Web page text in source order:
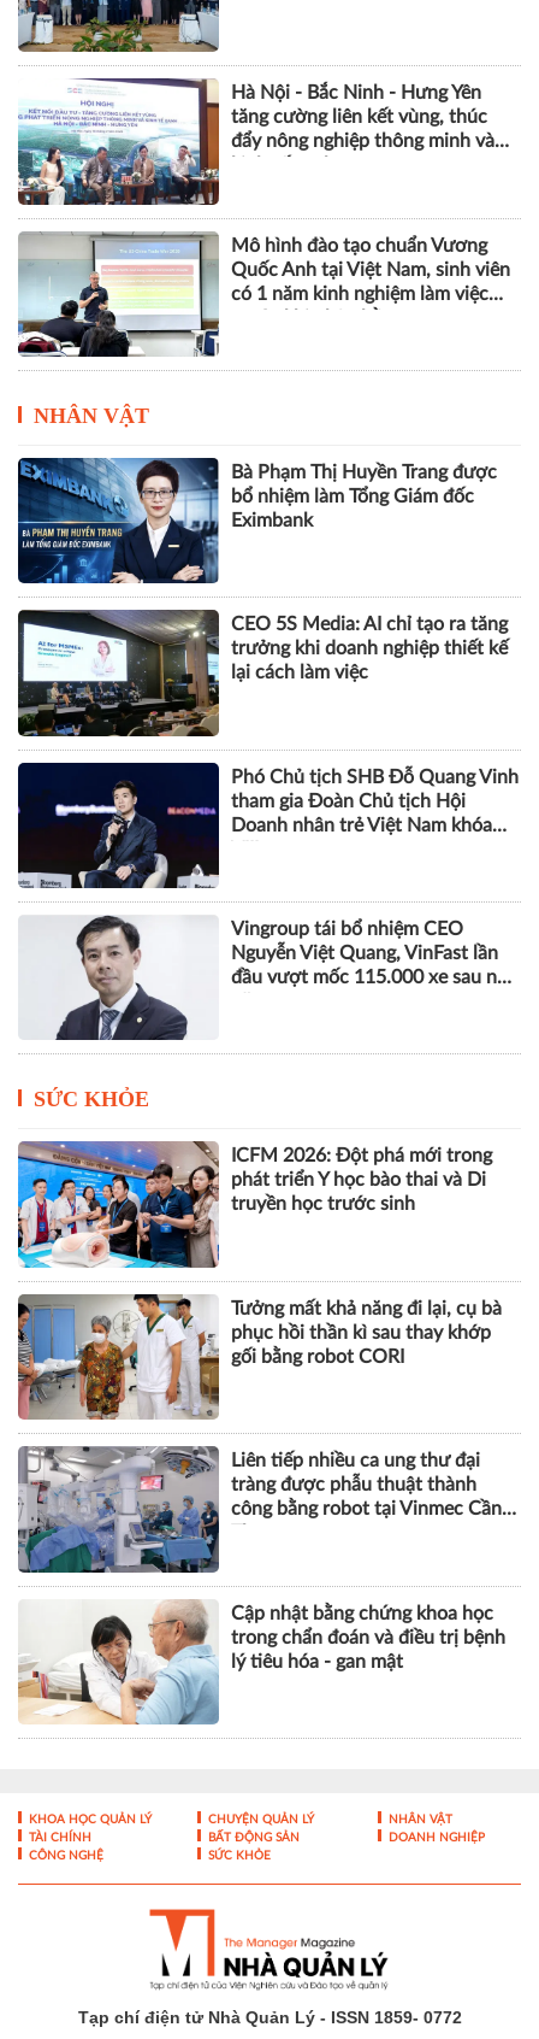
Hà Nội - Bắc Ninh - Hưng Yên
tăng cường liên kết vùng, thúc
đẩy nông nghiệp thông minh và
Mô hình đào tạo chuẩn Vương
Quốc Anh tại Việt Nam, sinh viên
có 1 năm kinh nghiệm làm việc
NHÂN VẬT
Bà Phạm Thị Huyền Trang được
bổ nhiệm làm Tổng Giám đốc
Eximbank
CEO 5S Media: AI chỉ tạo ra tăng
trưởng khi doanh nghiệp thiết kế
lại cách làm việc
Phó Chủ tịch SHB Đỗ Quang Vinh
tham gia Đoàn Chủ tịch Hội
Doanh nhân trẻ Việt Nam khóa
Vingroup tái bổ nhiệm CEO
Nguyễn Việt Quang, VinFast lần
đầu vượt mốc 115.000 xe sau nửa
SỨC KHỎE
ICFM 2026: Đột phá mới trong
phát triển Y học bào thai và Di
truyền học trước sinh
Tưởng mất khả năng đi lại, cụ bà
phục hồi thần kì sau thay khớp
gối bằng robot CORI
Liên tiếp nhiều ca ung thư đại
tràng được phẫu thuật thành
công bằng robot tại Vinmec Cần
Cập nhật bằng chứng khoa học
trong chẩn đoán và điều trị bệnh
lý tiêu hóa - gan mật
KHOA HỌC QUẢN LÝ CHUYỆN QUẢN LÝ
NHÂN VẬT
TÀI CHÍNH
BẤT ĐỘNG SẢN
DOANH NGHIỆP
CÔNG NGHỆ
SỨC KHỎE
Tạp chí điện tử Nhà Quản Lý - ISSN 1859- 0772